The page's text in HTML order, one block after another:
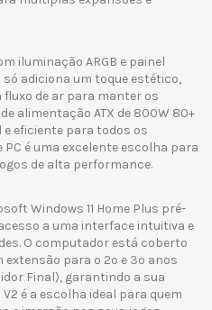
iluminação ARGB e painel
adiciona um toque estético,
de ar para manter os
alimentação ATX de 800W 80+
e eficiente para todos os
é uma excelente escolha para
de alta performance.
Windows 11 Home Plus pré-
a uma interface intuitiva e
O computador está coberto
extensão para o 2º e 3º anos
Final), garantindo a sua
V2 é a escolha ideal para quem